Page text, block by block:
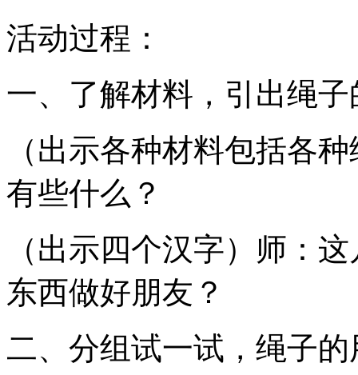
活动过程：
一、了解材料，引出绳子
（出示各种材料包括各
有些什么？
（出示四个汉字）师：
东西做好朋友？
二、分组试一试，绳子的